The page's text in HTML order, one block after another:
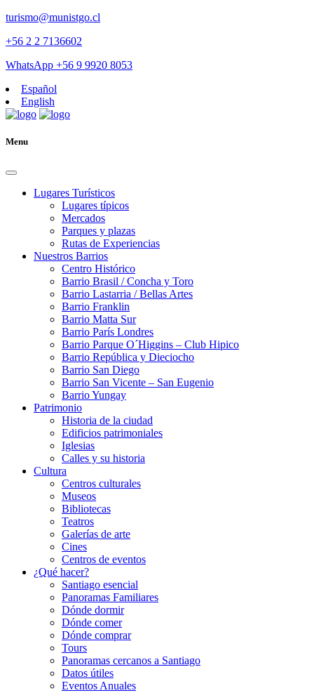
turismo@munistgo.cl
+56 2 2 7136602
WhatsApp +56 9 9920 8053
Español
English
Menu
Lugares Turísticos
Lugares tí­picos
Mercados
Parques y plazas
Rutas de Experiencias
Nuestros Barrios
Centro Histórico
Barrio Brasil / Concha y Toro
Barrio Lastarria / Bellas Artes
Barrio Franklin
Barrio Matta Sur
Barrio Parí­s Londres
Barrio Parque O´Higgins – Club Hipico
Barrio República y Dieciocho
Barrio San Diego
Barrio San Vicente – San Eugenio
Barrio Yungay
Patrimonio
Historia de la ciudad
Edificios patrimoniales
Iglesias
Calles y su historia
Cultura
Centros culturales
Museos
Bibliotecas
Teatros
Galerí­as de arte
Cines
Centros de eventos
¿Qué hacer?
Santiago esencial
Panoramas Familiares
Dónde dormir
Dónde comer
Dónde comprar
Tours
Panoramas cercanos a Santiago
Datos útiles
Eventos Anuales